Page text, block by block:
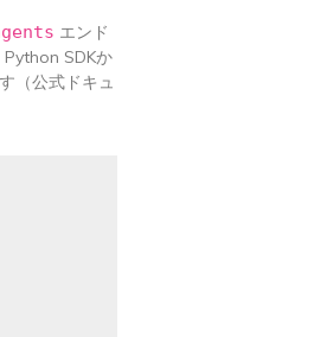
エンド
SDKか
（公式ドキュ